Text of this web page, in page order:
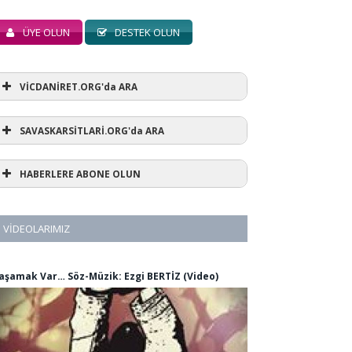
ÜYE OLUN DESTEK OLUN
VİCDANİRET.ORG'da ARA
SAVASKARSİTLARİ.ORG'da ARA
HABERLERE ABONE OLUN
VIDEOLARIMIZ
Var… Söz-Müzik: Ezgi BERTİZ (Video)